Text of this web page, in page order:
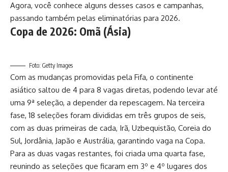
Agora, você conhece alguns desses casos e campanhas,
passando também pelas eliminatórias para 2026.
Copa de 2026: Omã (Ásia)
Foto: Getty Images
Com as mudanças promovidas pela Fifa, o continente
asiático saltou de 4 para 8 vagas diretas, podendo levar até
uma 9ª seleção, a depender da repescagem. Na terceira
fase, 18 seleções foram divididas em três grupos de seis,
com as duas primeiras de cada, Irã, Uzbequistão, Coreia do
Sul, Jordânia, Japão e Austrália, garantindo vaga na Copa.
Para as duas vagas restantes, foi criada uma quarta fase,
reunindo as seleções que ficaram em 3º e 4º lugares dos